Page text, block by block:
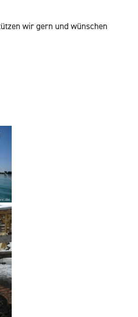
wir gern und wün­schen